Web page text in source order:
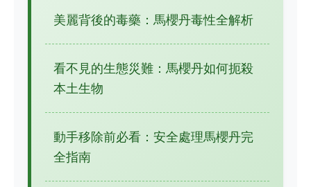
美麗背後的毒藥：馬櫻丹毒性全解析
看不見的生態災難：馬櫻丹如何扼殺
本土生物
動手移除前必看：安全處理馬櫻丹完
全指南